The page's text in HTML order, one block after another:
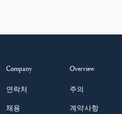
Company
연락처
채용
Overview
주의
계약사항